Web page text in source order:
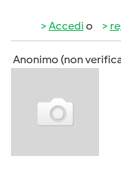
Accedi o
Anonimo (non